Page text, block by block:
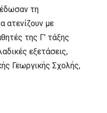
τη
ατενίζουν με
της Γ’ τάξης
εξετάσεις,
Γεωργικής Σχολής,